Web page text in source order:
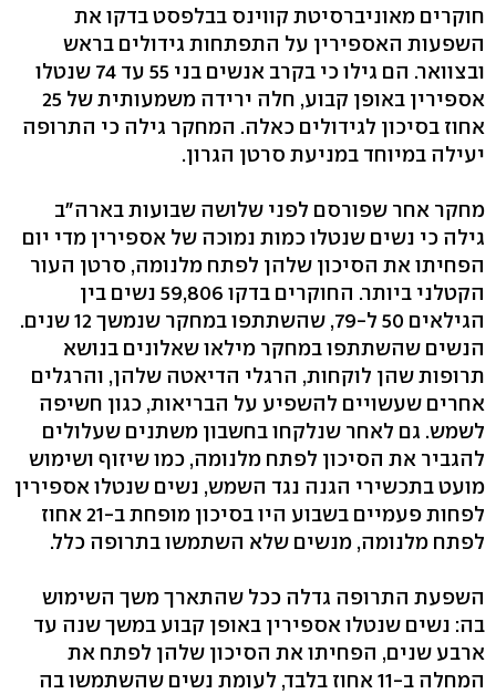
חוקרים מאוניברסיטת קווינס בבלפסט בדקו את
השפעות האספירין על התפתחות גידולים בראש
ובצוואר. הם גילו כי בקרב אנשים בני 55 עד 74 שנטלו
אספירין באופן קבוע, חלה ירידה משמעותית של 25
אחוז בסיכון לגידולים כאלה. המחקר גילה כי התרופה
יעילה במיוחד במניעת סרטן הגרון.
מחקר אחר שפורסם לפני שלושה שבועות בארה"ב
גילה כי נשים שנטלו כמות נמוכה של אספירין מדי יום
הפחיתו את הסיכון שלהן לפתח מלנומה, סרטן העור
הקטלני ביותר. החוקרים בדקו ‭59,806‬ נשים בין
הגילאים 50 ‭,79-ל‬ שהשתתפו במחקר שנמשך 12 שנים.
הנשים שהשתתפו במחקר מילאו שאלונים בנושא
תרופות שהן לוקחות, הרגלי הדיאטה שלהן, והרגלים
אחרים שעשויים להשפיע על הבריאות, כגון חשיפה
לשמש. גם לאחר שנלקחו בחשבון משתנים שעלולים
להגביר את הסיכון לפתח מלנומה, כמו שיזוף ושימוש
מועט בתכשירי הגנה נגד השמש, נשים שנטלו אספירין
לפחות פעמיים בשבוע היו בסיכון מופחת ‭21-ב‬ אחוז
לפתח מלנומה, מנשים שלא השתמשו בתרופה כלל.
השפעת התרופה גדלה ככל שהתארך משך השימוש
בה: נשים שנטלו אספירין באופן קבוע במשך שנה עד
ארבע שנים, הפחיתו את הסיכון שלהן לפתח את
המחלה ‭11-ב‬ אחוז בלבד, לעומת נשים שהשתמשו בה